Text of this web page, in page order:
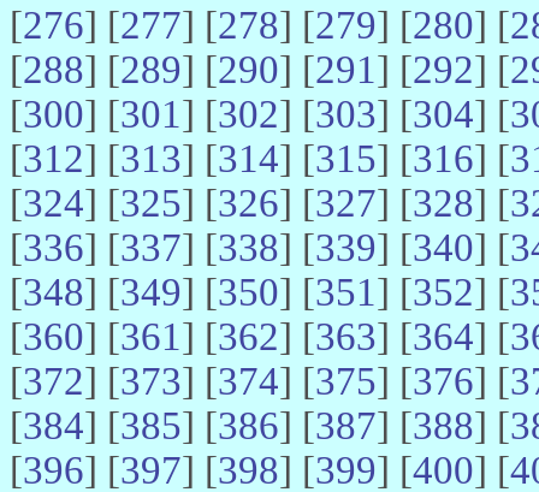
[276] [277] [278] [279] [280] [
[288] [289] [290] [291] [292] [
[300] [301] [302] [303] [304] [
[312] [313] [314] [315] [316] [
[324] [325] [326] [327] [328] [
[336] [337] [338] [339] [340] [
[348] [349] [350] [351] [352] [
[360] [361] [362] [363] [364] [
[372] [373] [374] [375] [376] [
[384] [385] [386] [387] [388] [
[396] [397] [398] [399] [400] [